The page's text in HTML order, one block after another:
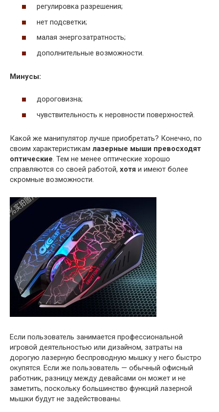
регулировка разрешения;
нет подсветки;
малая энергозатратность;
дополнительные возможности.
Минусы:
дороговизна;
чувствительность к неровности поверхностей.
Какой же манипулятор лучше приобретать? Конечно, по
своим характеристикам лазерные мыши превосходят
оптические . Тем не менее оптические хорошо
справляются со своей работой, хотя и имеют более
скромные возможности.
Если пользователь занимается профессиональной
игровой деятельностью или дизайном, затраты на
дорогую лазерную беспроводную мышку у него быстро
окупятся. Если же пользователь — обычный офисный
работник, разницу между девайсами он может и не
заметить, поскольку большинство функций лазерной
мышки будут не задействованы.